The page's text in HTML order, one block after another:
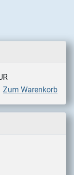
Zum Warenkorb